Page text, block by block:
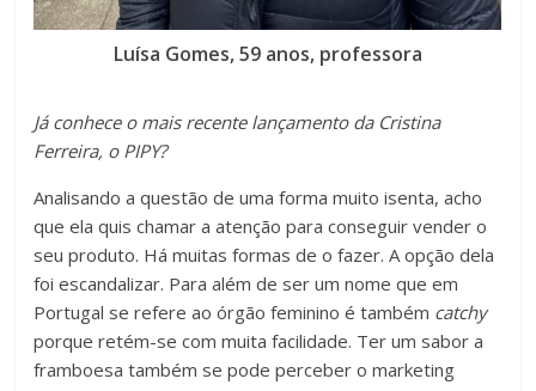
Luísa Gomes, 59 anos, professora
Já conhece o mais recente lançamento da Cristina
Ferreira, o PIPY?
Analisando a questão de uma forma muito isenta, acho
que ela quis chamar a atenção para conseguir vender o
seu produto. Há muitas formas de o fazer. A opção dela
foi escandalizar. Para além de ser um nome que em
Portugal se refere ao órgão feminino é também catchy
porque retém-se com muita facilidade. Ter um sabor a
framboesa também se pode perceber o marketing